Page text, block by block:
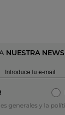
NUESTRA
generales y la